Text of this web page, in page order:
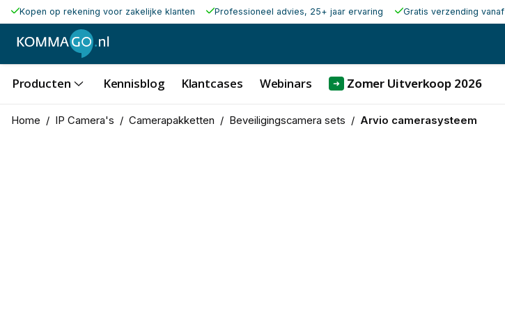
Kopen op rekening voor zakelijke klanten Professioneel advies, 25+ jaar ervaring Gratis verzending vanaf
Producten Kennisblog Klantcases Webinars ➜ Zomer Uitverkoop 2026
Home / IP Camera's / Camerapakketten / Beveiligingscamera sets / Arvio camerasysteem
€ 492,35